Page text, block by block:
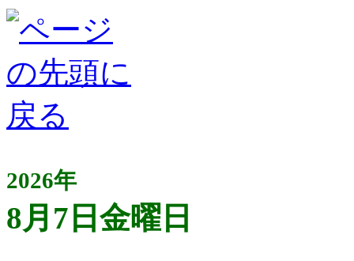
2026年
8月7日金曜日